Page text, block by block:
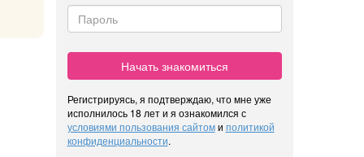
Начать знакомиться
Регистрируясь, я подтверждаю, что мне уже
исполнилось 18 лет и я ознакомился с
условиями пользования сайтоми политикой
конфиденциальности.